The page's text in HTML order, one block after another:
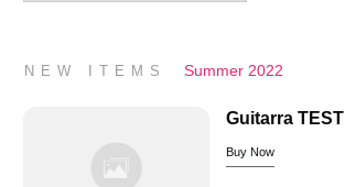
NEW ITEMS Summer 2022
Guitarra TEST
Buy Now